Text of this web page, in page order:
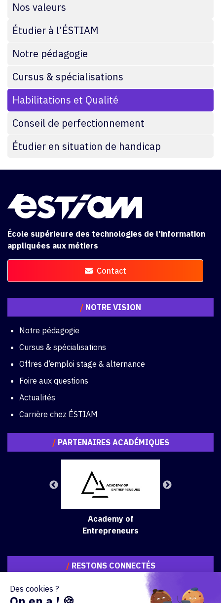
Nos valeurs
Étudier à l’ÉSTIAM
Notre pédagogie
Cursus & spécialisations
Habilitations et Qualité
Conseil de perfectionnement
Étudier en situation de handicap
École supérieure des technologies de l'information
appliquées aux métiers
Contact
/ NOTRE VISION
Notre pédagogie
Cursus & spécialisations
Offres d’emploi stage & alternance
Foire aux questions
Actualités
Carrière chez ÉSTIAM
/PARTENAIRES ACADÉMIQUES
Academy of
Entrepreneurs
/RESTONS CONNECTÉS